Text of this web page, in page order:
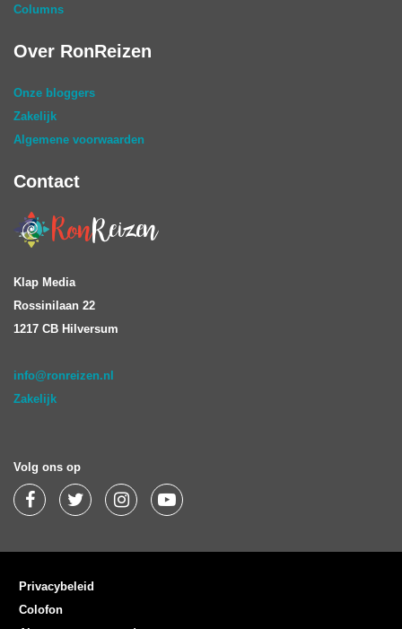
Columns
Over RonReizen
Onze bloggers
Zakelijk
Algemene voorwaarden
Contact
Klap Media
Rossinilaan 22
1217 CB Hilversum
info@ronreizen.nl
Zakelijk
Volg ons op
Privacybeleid
Colofon